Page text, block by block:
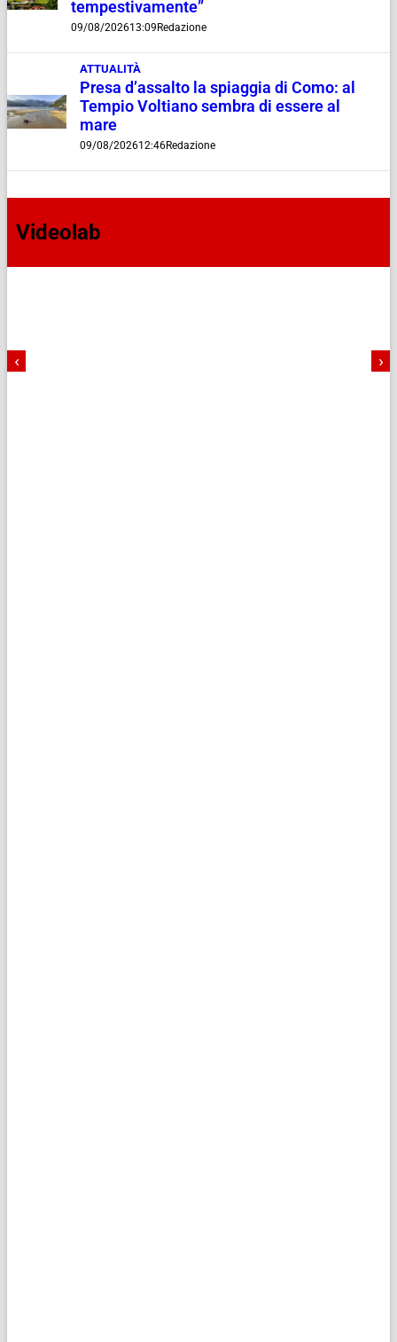
tempestivamente”
09/08/202613:09 Redazione
ATTUALITÀ
Presa d’assalto la spiaggia di Como: al
Tempio Voltiano sembra di essere al
mare
09/08/202612:46Redazione
Videolab
‹ ›